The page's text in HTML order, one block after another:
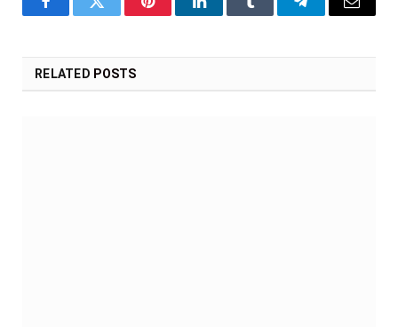
FacebookTwitter PinterestLinkedInTumblr TelegramEmail
RELATED POSTS